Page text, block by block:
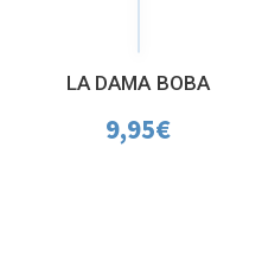
LA DAMA BOBA
9,95€